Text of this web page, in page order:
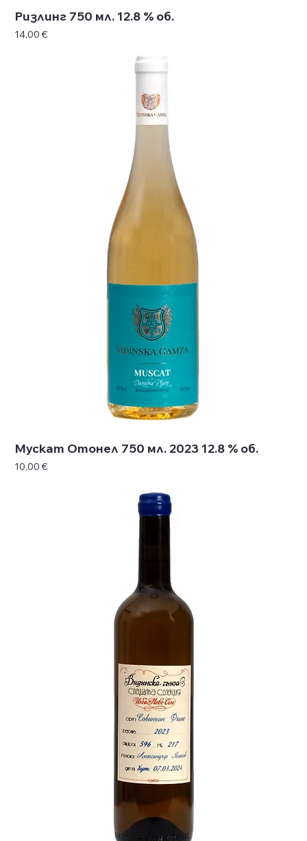
Ризлинг 750 мл. 12.8 % об.
Цена
14,00 €
Мускат Отонел 750 мл. 2023 12.8 % об.
Цена
10,00 €